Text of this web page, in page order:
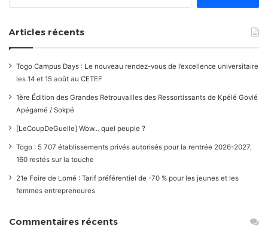
Articles récents
Togo Campus Days : Le nouveau rendez-vous de l’excellence universitaire
les 14 et 15 août au CETEF
1ère Édition des Grandes Retrouvailles des Ressortissants de Kpélé Govié
Apégamé / Sokpé
[LeCoupDeGuelle] Wow… quel peuple ?
Togo : 5 707 établissements privés autorisés pour la rentrée 2026-2027,
160 restés sur la touche
21e Foire de Lomé : Tarif préférentiel de -70 % pour les jeunes et les
femmes entrepreneures
Commentaires récents